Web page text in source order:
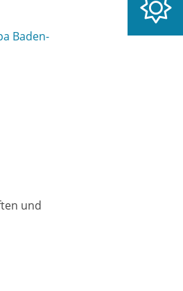
Baden-
und